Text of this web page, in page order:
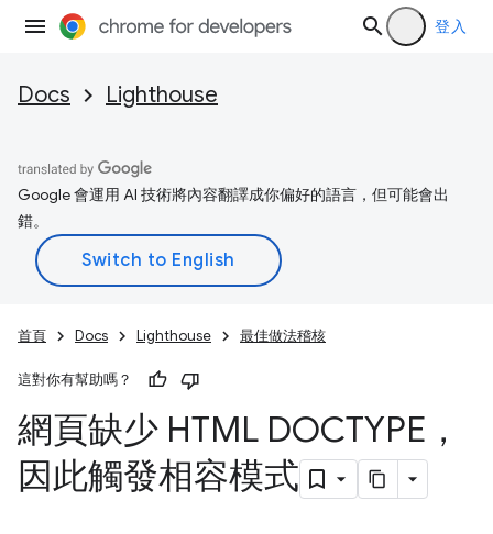
登入
Docs Lighthouse
Google 會運用 AI 技術將內容翻譯成你偏好的語言，但可能會出
錯。
首頁 Docs Lighthouse 最佳做法稽核
這對你有幫助嗎？
網頁缺少 HTML DOCTYPE，
因此觸發相容模式